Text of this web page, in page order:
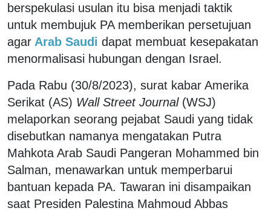
berspekulasi usulan itu bisa menjadi taktik
untuk membujuk PA memberikan persetujuan
agar Arab Saudi dapat membuat kesepakatan
menormalisasi hubungan dengan Israel.
Pada Rabu (30/8/2023), surat kabar Amerika
Serikat (AS) Wall Street Journal(WSJ)
melaporkan seorang pejabat Saudi yang tidak
disebutkan namanya mengatakan Putra
Mahkota Arab Saudi Pangeran Mohammed bin
Salman, menawarkan untuk memperbarui
bantuan kepada PA. Tawaran ini disampaikan
saat Presiden Palestina Mahmoud Abbas